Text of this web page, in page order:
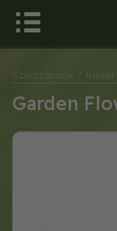
Szerszámok /
Garden